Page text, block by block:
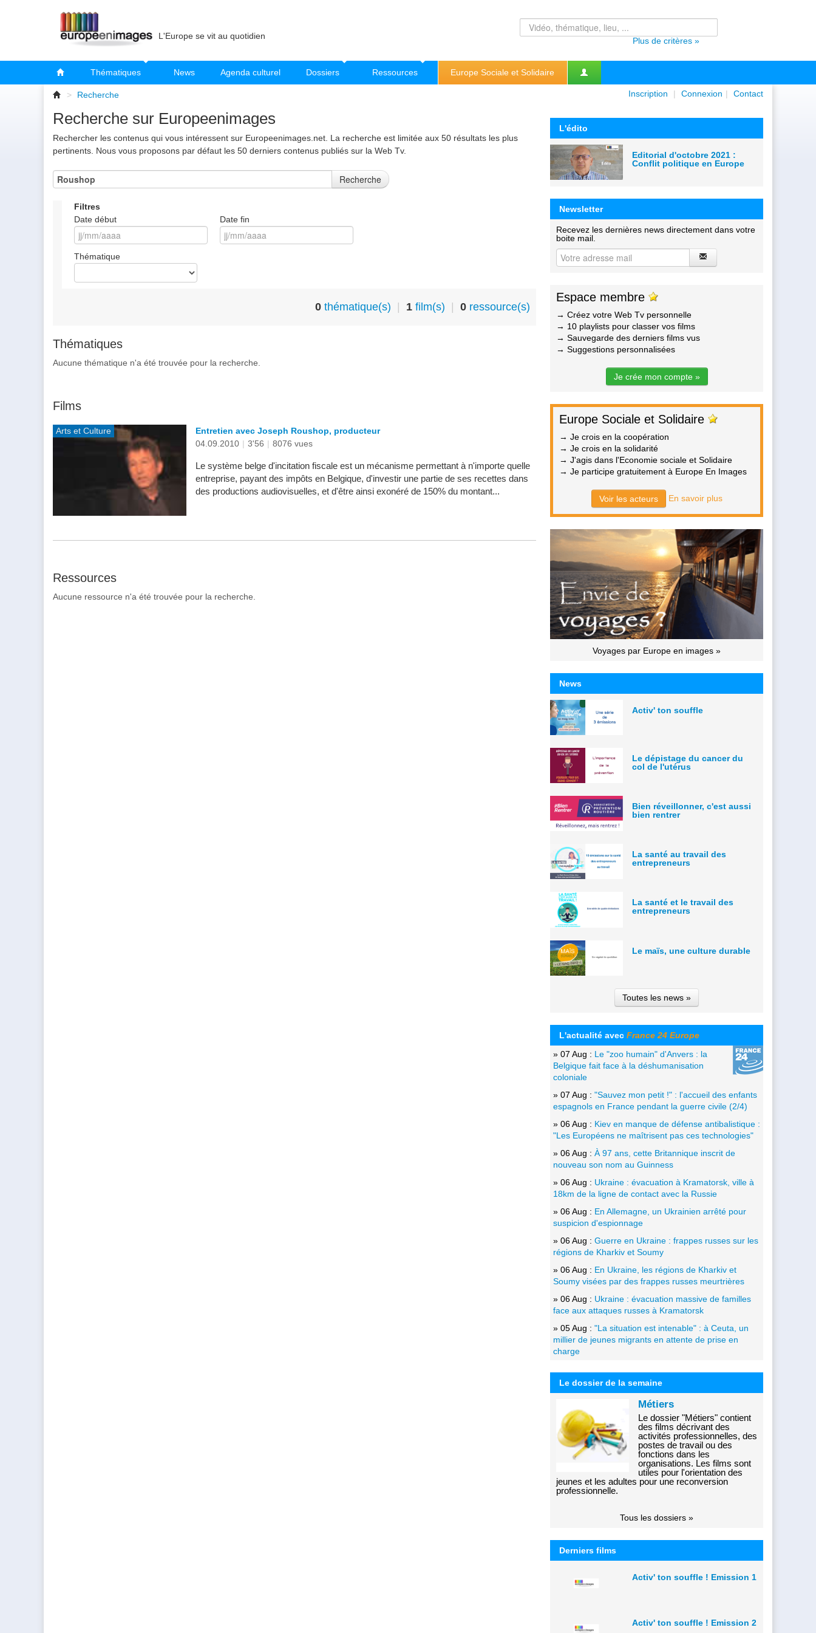
L'Europe se vit au quotidien Plus de critères »
Thématiques News Agenda culturel Dossiers Ressources Europe Sociale et Solidaire
> Recherche Inscription | Connexion | Contact
Recherche sur Europeenimages
Rechercher les contenus qui vous intéressent sur Europeenimages.net. La recherche est limitée aux 50 résultats les plus
pertinents. Nous vous proposons par défaut les 50 derniers contenus publiés sur la Web Tv.
Recherche
Filtres
Date début
Date fin
Thématique
0 thématique(s) 1 film(s) 0 ressource(s)
Thématiques
Aucune thématique n'a été trouvée pour la recherche.
Films
Arts et Culture
Entretien avec Joseph Roushop, producteur
04.09.2010 | 3'56 | 8076 vues
Le système belge d'incitation fiscale est un mécanisme permettant à n'importe quelle
entreprise, payant des impôts en Belgique, d'investir une partie de ses recettes dans
des productions audiovisuelles, et d'être ainsi exonéré de 150% du montant...
Ressources
Aucune ressource n'a été trouvée pour la recherche.
L'édito
Editorial d'octobre 2021 :
Conflit politique en Europe
Newsletter
Recevez les dernières news directement dans votre
boite mail.
Espace membre
→ Créez votre Web Tv personnelle
→ 10 playlists pour classer vos films
→ Sauvegarde des derniers films vus
→ Suggestions personnalisées
Je crée mon compte »
Europe Sociale et Solidaire
→ Je crois en la coopération
→ Je crois en la solidarité
→ J'agis dans l'Economie sociale et Solidaire
→ Je participe gratuitement à Europe En Images
Voir les acteurs En savoir plus
Voyages par Europe en images »
News
Activ' ton souffle
Le dépistage du cancer du
col de l'utérus
Bien réveillonner, c'est aussi
bien rentrer
La santé au travail des
entrepreneurs
La santé et le travail des
entrepreneurs
Le maïs, une culture durable
Toutes les news »
L'actualité avec France 24 Europe
» 07 Aug : Le "zoo humain" d'Anvers : la
Belgique fait face à la déshumanisation
coloniale
» 07 Aug : "Sauvez mon petit !" : l'accueil des enfants
espagnols en France pendant la guerre civile (2/4)
» 06 Aug : Kiev en manque de défense antibalistique :
"Les Européens ne maîtrisent pas ces technologies"
» 06 Aug : À 97 ans, cette Britannique inscrit de
nouveau son nom au Guinness
» 06 Aug : Ukraine : évacuation à Kramatorsk, ville à
18km de la ligne de contact avec la Russie
» 06 Aug : En Allemagne, un Ukrainien arrêté pour
suspicion d'espionnage
» 06 Aug : Guerre en Ukraine : frappes russes sur les
régions de Kharkiv et Soumy
» 06 Aug : En Ukraine, les régions de Kharkiv et
Soumy visées par des frappes russes meurtrières
» 06 Aug : Ukraine : évacuation massive de familles
face aux attaques russes à Kramatorsk
» 05 Aug : "La situation est intenable" : à Ceuta, un
millier de jeunes migrants en attente de prise en
charge
Le dossier de la semaine
Métiers
Le dossier "Métiers" contient
des films décrivant des
activités professionnelles, des
postes de travail ou des
fonctions dans les
organisations. Les films sont
utiles pour l'orientation des
jeunes et les adultes pour une reconversion
professionnelle.
Tous les dossiers »
Derniers films
Activ' ton souffle ! Emission 1
Activ' ton souffle ! Emission 2